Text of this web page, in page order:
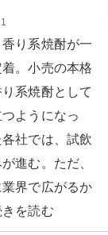
り系焼酎が一
。小売の本格
系焼酎として
ようになっ
社では、試飲
進む。ただ、
界で広がるか
を読む